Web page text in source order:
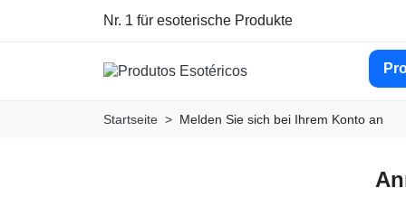
Nr. 1 für esoterische Produkte
Startseite Melden Sie sich bei Ihrem Konto an